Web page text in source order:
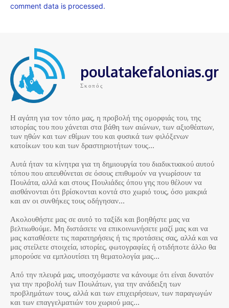
comment data is processed.
poulatakefalonias.gr
Σκοπός
Η αγάπη για τον τόπο μας, η προβολή της ομορφιάς του, της
ιστορίας του που χάνεται στα βάθη των αιώνων, των αξιοθέατων,
των ηθών και των εθίμων του και φυσικά των φιλόξενων
κατοίκων του και των δραστηριοτήτων τους…
Αυτά ήταν τα κίνητρα για τη δημιουργία του διαδικτυακού αυτού
τόπου που απευθύνεται σε όσους επιθυμούν να γνωρίσουν τα
Πουλάτα, αλλά και στους Πουλιάδες όπου γης που θέλουν να
αισθάνονται ότι βρίσκονται κοντά στο χωριό τους, όσο μακριά
και αν οι συνθήκες τους οδήγησαν…
Ακολουθήστε μας σε αυτό το ταξίδι και βοηθήστε μας να
βελτιωθούμε. Μη διστάσετε να επικοινωνήσετε μαζί μας και να
μας καταθέσετε τις παρατηρήσεις ή τις προτάσεις σας, αλλά και να
μας στείλετε στοιχεία, ιστορίες, φωτογραφίες ή οτιδήποτε άλλο θα
μπορούσε να εμπλουτίσει τη θεματολογία μας…
Από την πλευρά μας, υποσχόμαστε να κάνουμε ότι είναι δυνατόν
για την προβολή των Πουλάτων, για την ανάδειξη των
προβλημάτων τους, αλλά και των επιχειρήσεων, των παραγωγών
και των επαγγελματιών του χωριού μας…